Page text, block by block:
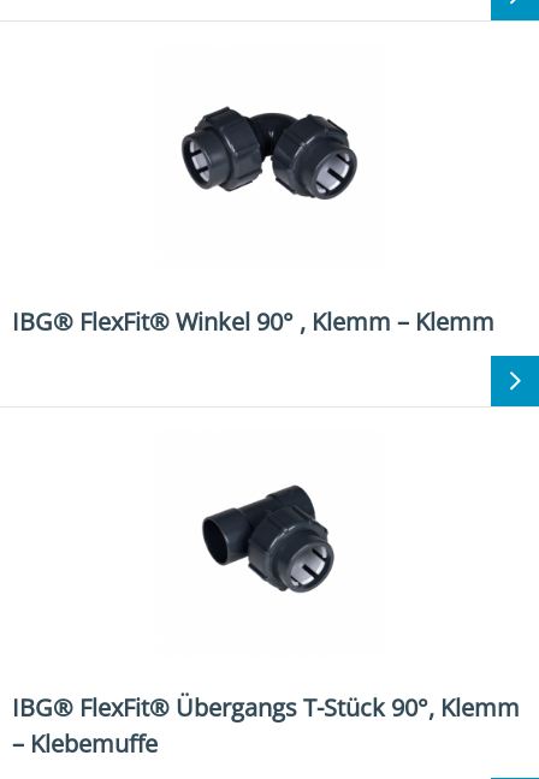
IBG® FlexFit® Winkel 90° , Klemm – Klemm
IBG® FlexFit® Übergangs T-Stück 90°, Klemm
– Klebemuffe